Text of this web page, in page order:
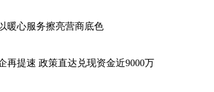
暖心服务擦亮营商底色
再提速 政策直达兑现资金近9000万